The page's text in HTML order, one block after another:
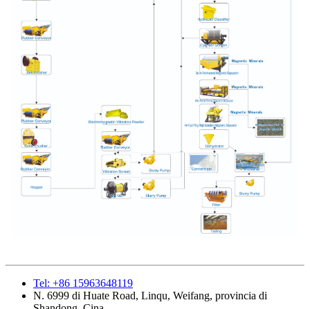
Tel: +86 15963648119
N. 6999 di Huate Road, Linqu, Weifang, provincia di